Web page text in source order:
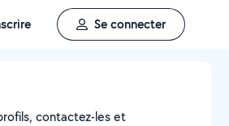
Se connecter
contactez-les et